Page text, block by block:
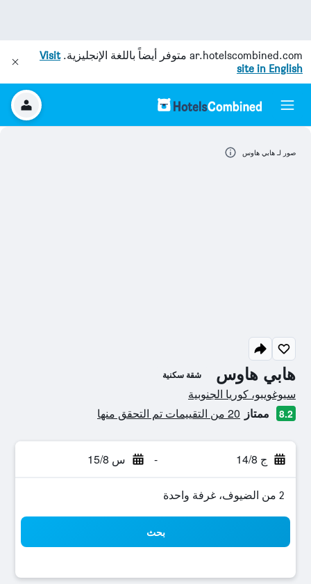
ar.hotelscombined.com متوفر أيضاً باللغة الإنجليزية.Visit
site in English
هابي هاوس شقة سكنية
تقييم فئة 0
سيوغويبو، كوريا الجنوبية
8.2 ممتاز 20 من التقييمات تم التحقق منها
ج 14/8 - س 15/8
2 من الضيوف، غرفة واحدة
بحث
صور لـ هابي هاوس